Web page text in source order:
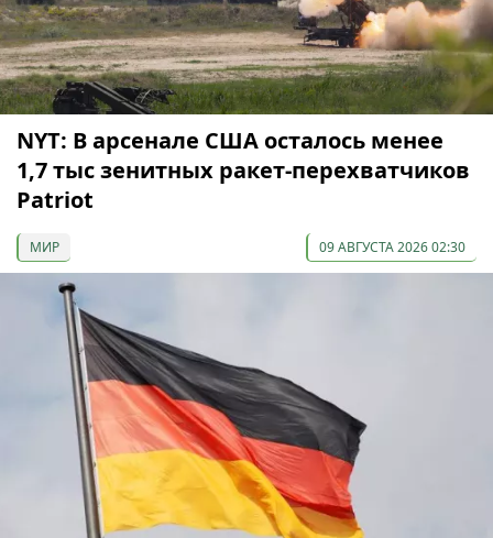
NYT: В арсенале США осталось менее
1,7 тыс зенитных ракет-перехватчиков
Patriot
МИР 09 АВГУСТА 2026 02:30